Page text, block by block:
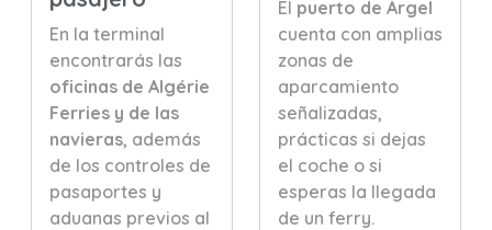
En la terminal
encontrarás las
oficinas de Algérie
Ferries y de las
navieras, además
de los controles de
pasaportes y
aduanas previos al
El puerto de Argel
cuenta con amplias
zonas de
aparcamiento
señalizadas,
prácticas si dejas
el coche o si
esperas la llegada
de un ferry.